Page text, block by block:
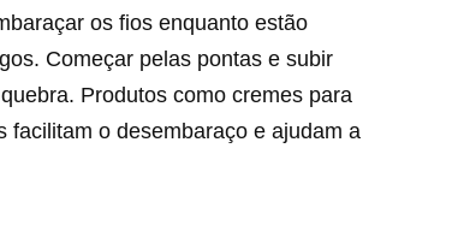
os fios enquanto estão
Começar pelas pontas e subir
Produtos como cremes para
facilitam o desembaraço e ajudam a